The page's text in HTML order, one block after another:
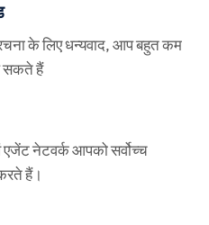
के लिए धन्यवाद, आप बहुत कम
सकते हैं
एजेंट नेटवर्क आपको सर्वोच्च
हैं।